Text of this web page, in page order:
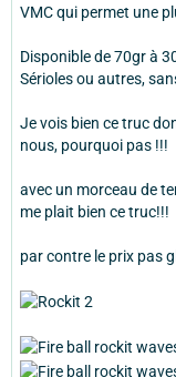
VMC qui permet une
Disponible de 70gr à
Sérioles ou autres,
Je vois bien ce truc
nous, pourquoi pas !!!
avec un morceau de
me plait bien ce truc!!!
par contre le prix pas